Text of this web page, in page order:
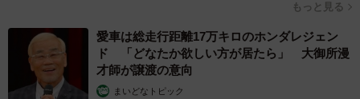
ちなみに、一般的なミラーレスカメラで撮影した写真
が、ファインアート部門（プロフェッショナル）で、銀賞
を受賞しています。かみたばさんは「こちらの方が遥かに
もっと見る
愛車は総走行距離17万キロのホンダレジェン
ド 「どなたか欲しい方が居たら」 大御所漫
才師が譲渡の意向
まいどなトピック